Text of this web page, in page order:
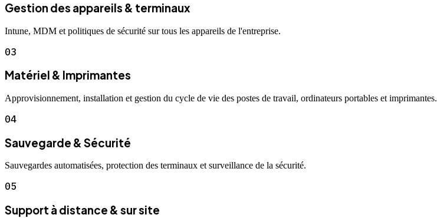
Gestion des appareils & terminaux
Intune, MDM et politiques de sécurité sur tous les appareils de l'entreprise.
03
Matériel & Imprimantes
Approvisionnement, installation et gestion du cycle de vie des postes de travail, ordinateurs portables et imprimantes.
04
Sauvegarde & Sécurité
Sauvegardes automatisées, protection des terminaux et surveillance de la sécurité.
05
Support à distance & sur site